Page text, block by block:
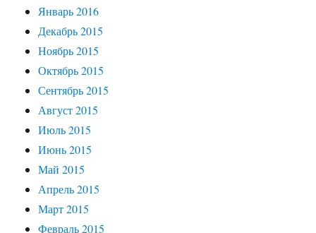
Январь 2016
Декабрь 2015
Ноябрь 2015
Октябрь 2015
Сентябрь 2015
Август 2015
Июль 2015
Июнь 2015
Май 2015
Апрель 2015
Март 2015
Февраль 2015